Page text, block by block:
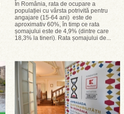
În România, rata de ocupare a
populației cu vârsta potrivită pentru
angajare (15-64 ani) este de
aproximativ 60%, în timp ce rata
șomajului este de 4,9% (dintre care
18,3% la tineri). Rata șomajului de...